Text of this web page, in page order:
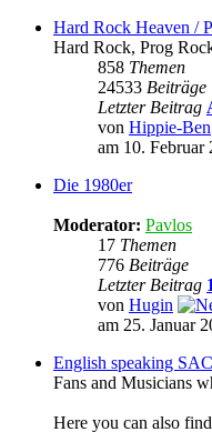
Hard Rock Heaven /
Hard Rock, Prog
858 Themen
24533 Beiträge
Letzter Beitrag
von Hippie-Ben
am 10. Februar
Die 1980er
Moderator: Pavlos
17 Themen
776 Beiträge
Letzter Beitrag
von Hugin
am 25. Januar
English speaking
Fans and Musicians
Here you can also